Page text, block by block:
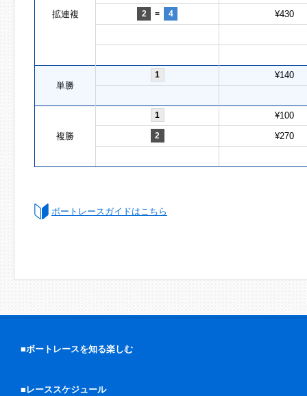
拡連複 2 = 4 ¥430
単勝
1 ¥140
複勝
1 ¥100
2 ¥270
ボートレースガイドはこちら
■ボートレースを知る楽しむ
■レーススケジュール